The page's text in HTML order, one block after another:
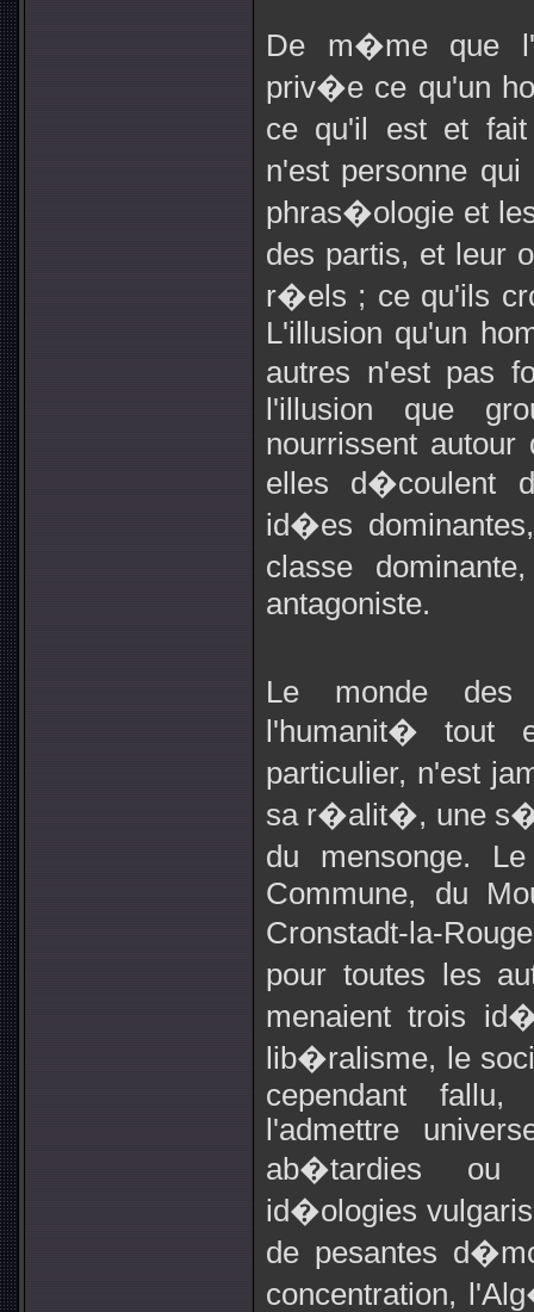
De m�me que
priv�e ce qu'un
ce qu'il est et
n'est personne
phras�ologie et
des partis, et leur
r�els ; ce qu'ils
L'illusion qu'un
autres n'est pas
l'illusion que
nourrissent
elles d�coulent
id�es
classe
antagoniste.
Le monde
l'humanit� tout
particulier, n'est
sa r�alit�, une
du mensonge.
Commune, du
Cronstadt-la-
pour toutes les
menaient trois
lib�ralisme, le
cependant
l'admettre
ab�tardies ou
id�ologies
de pesantes
concentration,